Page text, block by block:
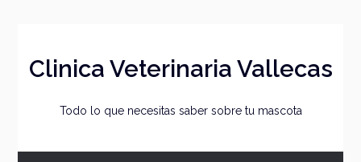
Clinica Veterinaria Vallecas
Todo lo que necesitas saber sobre tu mascota